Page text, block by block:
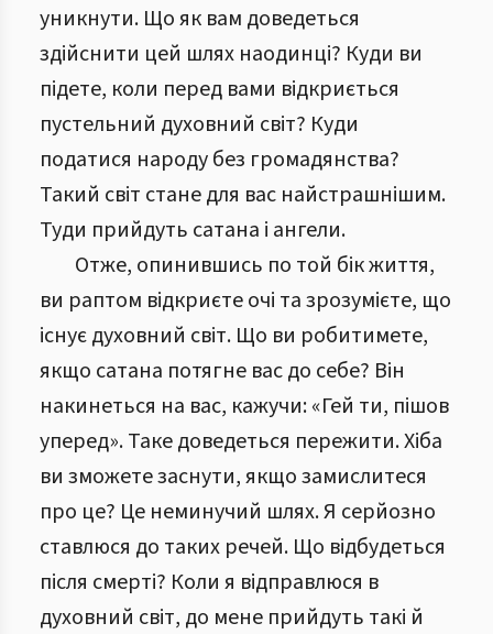
уникнути. Що як вам доведеться
здійснити цей шлях наодинці? Куди ви
підете, коли перед вами відкриється
пустельний духовний світ? Куди
податися народу без громадянства?
Такий світ стане для вас найстрашнішим.
Туди прийдуть сатана і ангели.
Отже, опинившись по той бік життя,
ви раптом відкриєте очі та зрозумієте, що
існує духовний світ. Що ви робитимете,
якщо сатана потягне вас до себе? Він
накинеться на вас, кажучи: «Гей ти, пішов
уперед». Таке доведеться пережити. Хіба
ви зможете заснути, якщо замислитеся
про це? Це неминучий шлях. Я серйозно
ставлюся до таких речей. Що відбудеться
після смерті? Коли я відправлюся в
духовний світ, до мене прийдуть такі й